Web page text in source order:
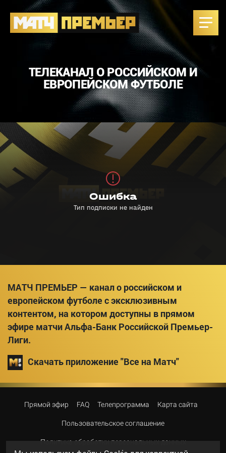
ТЕЛЕКАНАЛ О РОССИЙСКОМ И
ЕВРОПЕЙСКОМ ФУТБОЛЕ
МАТЧ ПРЕМЬЕР — канал о российском и
европейском футболе с эксклюзивным
контентом, на котором доступны в прямом
эфире матчи Альфа-Банк Российской Премьер-
Лиги.
Скачать приложение "Все на Матч"
Прямой эфир FAQ Телепрограмма Карта сайта
Пользовательское соглашение
Политика обработки персональных данных